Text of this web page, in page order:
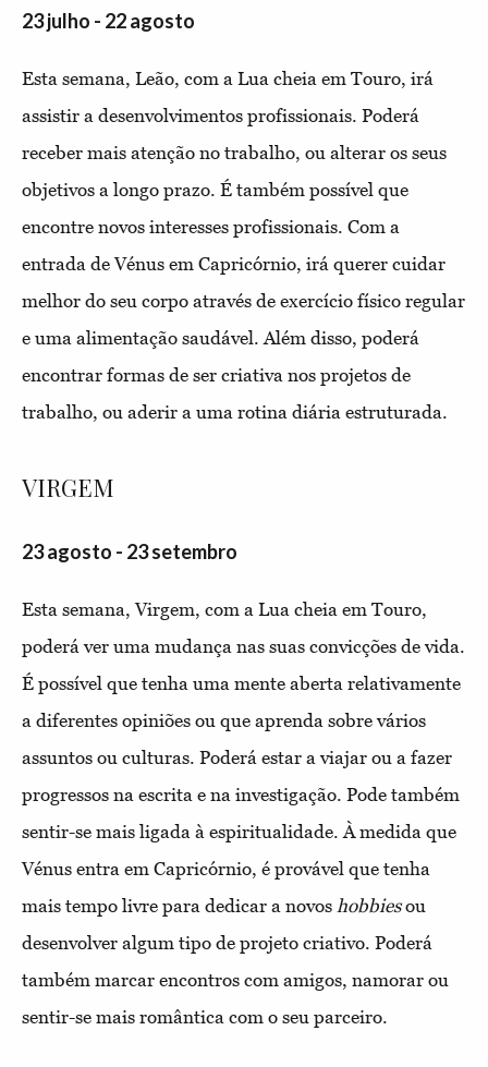
23 julho - 22 agosto
Esta semana, Leão, com a Lua cheia em Touro, irá
assistir a desenvolvimentos profissionais. Poderá
receber mais atenção no trabalho, ou alterar os seus
objetivos a longo prazo. É também possível que
encontre novos interesses profissionais. Com a
entrada de Vénus em Capricórnio, irá querer cuidar
melhor do seu corpo através de exercício físico regular
e uma alimentação saudável. Além disso, poderá
encontrar formas de ser criativa nos projetos de
trabalho, ou aderir a uma rotina diária estruturada.
VIRGEM
23 agosto - 23 setembro
Esta semana, Virgem, com a Lua cheia em Touro,
poderá ver uma mudança nas suas convicções de vida.
É possível que tenha uma mente aberta relativamente
a diferentes opiniões ou que aprenda sobre vários
assuntos ou culturas. Poderá estar a viajar ou a fazer
progressos na escrita e na investigação. Pode também
sentir-se mais ligada à espiritualidade. À medida que
Vénus entra em Capricórnio, é provável que tenha
mais tempo livre para dedicar a novos hobbiesou
desenvolver algum tipo de projeto criativo. Poderá
também marcar encontros com amigos, namorar ou
sentir-se mais romântica com o seu parceiro.